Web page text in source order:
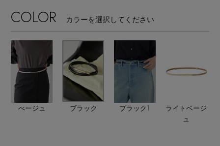
【限定】ここでしか買えないアイテム
【ペプラム】トレンドシルエット
『ELLE』最新号掲載
ワンピース・チュニック
スカート
ジャケット
パンプス
フラットシューズ
レインシューズ
カゴバッグ
ショルダーバッグ
トートバッグ
ハンドバッグ
すべてのファッション小物
ストール・マフラー・ケープ
帽子・イヤーマフ
ヘアアクセサリー
ピアス・イヤリング
ネックレス
すべてのランジェリー
ランジェリー
スポーツ
すべてのスポーツ
COLOR カラーを選択してください
べージュ ブラック ブラック1
ライトベージ
ュ